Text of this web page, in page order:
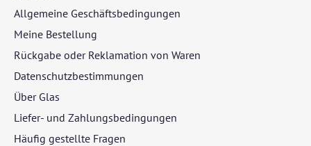
Allgemeine Geschäftsbedingungen
Meine Bestellung
Rückgabe oder Reklamation von Waren
Datenschutzbestimmungen
Über Glas
Liefer- und Zahlungsbedingungen
Häufig gestellte Fragen